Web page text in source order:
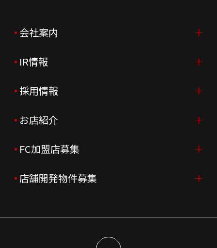
会社案内
会社案内TOP
ご挨拶
会社概要
会社沿革
企業理念
IR情報
IR情報TOP
ニュースリリース
月次売上
決算資料
採用情報
採用情報TOP
新卒採用
中途採用
お店紹介
店舗を探す・予約する
よくあるご質問
FC加盟店募集
FC加盟店募集TOP
店舗開発物件募集